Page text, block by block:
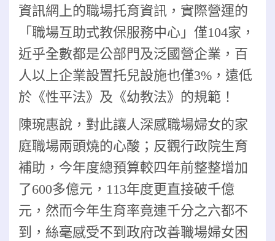
資訊網上的職場托育資訊，實際營運的
「職場互助式教保服務中心」僅104家，
近乎全數都是公部門及泛國營企業，百
人以上企業設置托兒設施也僅3%，遠低
於《性平法》及《幼教法》的規範！
陳琬惠說，對此讓人深感職場婦女的家
庭職場兩頭燒的心酸；反觀行政院生育
補助，今年度總預算較四年前整整增加
了600多億元，113年度更直接破千億
元，然而今年生育率竟連千分之六都不
到，絲毫感受不到政府改善職場婦女困